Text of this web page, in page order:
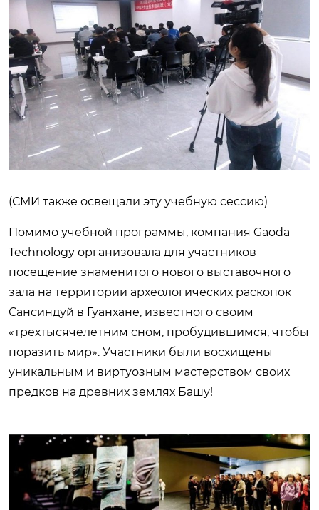
(СМИ также освещали эту учебную сессию)
Помимо учебной программы, компания Gaoda
Technology организовала для участников
посещение знаменитого нового выставочного
зала на территории археологических раскопок
Сансиндуй в Гуанхане, известного своим
«трехтысячелетним сном, пробудившимся, чтобы
поразить мир». Участники были восхищены
уникальным и виртуозным мастерством своих
предков на древних землях Башу!